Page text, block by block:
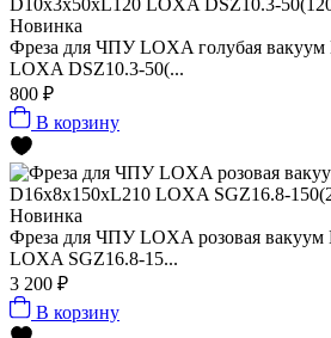
Новинка
Фреза для ЧПУ LOXA голубая
LOXA DSZ10.3-50(...
800 ₽
В корзину
Новинка
Фреза для ЧПУ LOXA розовая
LOXA SGZ16.8-15...
3 200 ₽
В корзину